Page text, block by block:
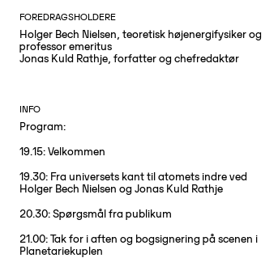
FOREDRAGSHOLDERE
Holger Bech Nielsen, teoretisk højenergifysiker og
professor emeritus
Jonas Kuld Rathje, forfatter og chefredaktør
INFO
Program:
19.15: Velkommen
19.30: Fra universets kant til atomets indre ved
Holger Bech Nielsen og Jonas Kuld Rathje
20.30: Spørgsmål fra publikum
21.00: Tak for i aften og bogsignering på scenen i
Planetariekuplen